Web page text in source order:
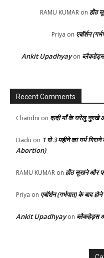
RAMU KUMAR on होंठ
Priya on एबॉर्शन
Ankit Upadhyayon
Recent Comments
Chandni on दादी माँ के घरेलु नुस्खे
Dadu on 1 से 3 महीने का गर्भ
Abortion)
RAMU KUMAR on होंठ सूखने और
Priya on एबॉर्शन (गर्भपात) के बाद होने
Ankit Upadhyayon ब्लैकहेड्स